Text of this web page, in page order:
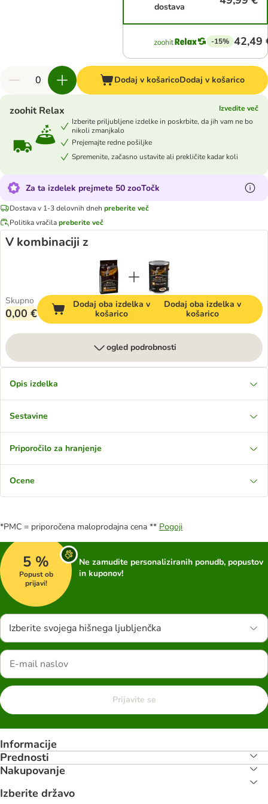
dostava
-15% 42,49
Dodaj v košaricoDodaj v košarico
zoohit Relax
Izvedite več
Izberite priljubljene izdelke in poskrbite, da jih vam ne bo
nikoli zmanjkalo
Prejemajte redne pošiljke
Spremenite, začasno ustavite ali prekličite kadar koli
Za ta izdelek prejmete 50 zooTočk
Dostava v 1-3 delovnih dneh preberite več
Politika vračilapreberite več
V kombinaciji z
Skupno
0,00 €
Dodaj oba izdelka v
košarico
Dodaj oba izdelka v
košarico
ogled podrobnosti
Opis izdelka
Sestavine
Priporočilo za hranjenje
Ocene
*PMC = priporočena maloprodajna cena ** Pogoji
5 %
Popust ob
prijavi!
Ne zamudite personaliziranih ponudb, popustov
in kuponov!
Izberite svojega hišnega ljubljenčka
Prijavite se
Informacije
Prednosti
Nakupovanje
Izberite državo